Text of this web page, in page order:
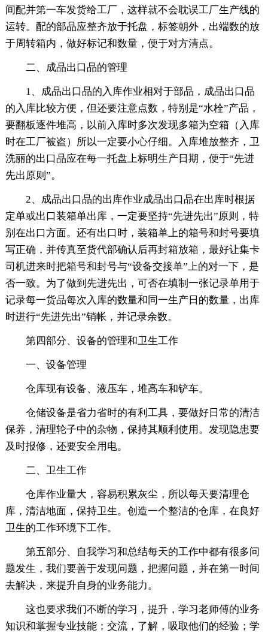
间配并第一车发货给工厂，这样就不会耽误工厂生产线的
运转。配的部品应整齐放于托盘，标签朝外，出端数的放
于周转箱内，做好标记和数量，便于对方清点。
二、成品出口品的管理
1、成品出口品的入库作业相对于部品，成品出口品
的入库比较方便，但还要注意点数，特别是“水栓”产品，
要翻板逐件堆高，以前入库时多次发现多箱为空箱（入库
时在工厂被盗）所以一定要小心仔细。入库堆放整齐，卫
洗丽的出口品应在每一托盘上标明生产日期，便于“先进
先出原则”。
2、成品出口品的出库作业成品出口品在出库时根据
定单或出口装箱单出库，一定要坚持“先进先出”原则，特
别在出口方面。还有出口时，装箱单上的箱号和封号要填
写正确，并传真至货代部确认后再封箱放箱，最好让集卡
司机进来时把箱号和封号与“设备交接单”上的对一下，是
否一致。为了做到先进先出，可否在填制一张记录单用于
记录每一货品每次入库的数量和同一生产日的数量，出库
时进行“先进先出”销帐，并记录余数。
第四部分、设备的管理和卫生工作
一、设备管理
仓库现有设备、液压车，堆高车和铲车。
仓储设备是省力省时的有利工具，要做好日常的清洁
保养，清理轮子中的杂物，保持其顺利使用。发现隐患要
及时报修，还要安全用电。
二、卫生工作
仓库作业量大，容易积累灰尘，所以每天要清理仓
库，清洁地面，保持卫生。创造一个整洁的仓库，在良好
卫生的工作环境下工作。
第五部分、自我学习和总结每天的工作中都有很多问
题发生，我们要善于发现问题，把握问题，并在第一时间
去解决，来提升自身的业务能力。
这也要求我们不断的学习，提升，学习老师傅的业务
知识和掌握专业技能；交流，了解，吸取他们的经验；学